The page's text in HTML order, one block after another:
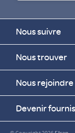
Nous suivre
Nous trouver
Nous rejoindre
Devenir